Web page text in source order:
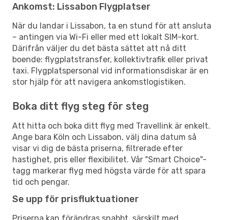
Ankomst: Lissabon Flygplatser
När du landar i Lissabon, ta en stund för att ansluta
– antingen via Wi-Fi eller med ett lokalt SIM-kort.
Därifrån väljer du det bästa sättet att nå ditt
boende: flygplatstransfer, kollektivtrafik eller privat
taxi. Flygplatspersonal vid informationsdiskar är en
stor hjälp för att navigera ankomstlogistiken.
Boka ditt flyg steg för steg
Att hitta och boka ditt flyg med Travellink är enkelt.
Ange bara Köln och Lissabon, välj dina datum så
visar vi dig de bästa priserna, filtrerade efter
hastighet, pris eller flexibilitet. Vår "Smart Choice"-
tagg markerar flyg med högsta värde för att spara
tid och pengar.
Se upp för prisfluktuationer